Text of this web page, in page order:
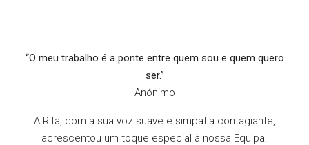
“O meu trabalho é a ponte entre quem sou e quem quero
ser.”
Anónimo
A Rita, com a sua voz suave e simpatia contagiante,
acrescentou um toque especial à nossa Equipa.